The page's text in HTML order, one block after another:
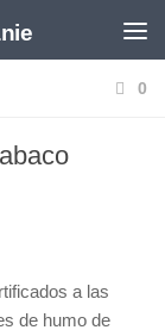
0
a las
de humo de